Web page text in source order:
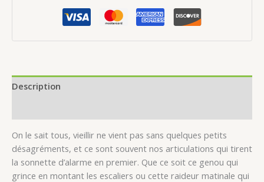
Description
On le sait tous, vieillir ne vient pas sans quelques petits
désagréments, et ce sont souvent nos articulations qui tirent
la sonnette d’alarme en premier. Que ce soit ce genou qui
grince en montant les escaliers ou cette raideur matinale qui